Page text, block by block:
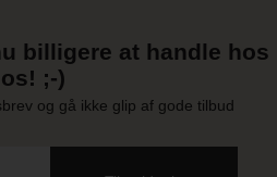
billigere at handle hos
os! ;-)
og gå ikke glip af gode tilbud